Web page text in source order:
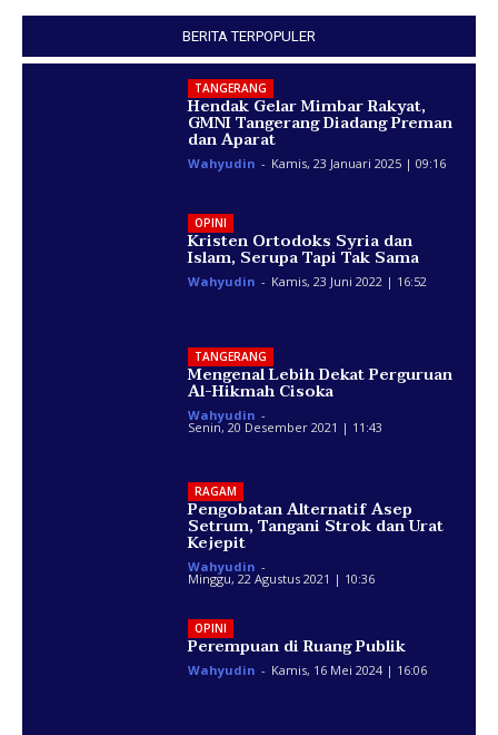
BERITA TERPOPULER
TANGERANG
Hendak Gelar Mimbar Rakyat,
GMNI Tangerang Diadang Preman
dan Aparat
Wahyudin - Kamis, 23 Januari 2025 | 09:16
OPINI
Kristen Ortodoks Syria dan
Islam, Serupa Tapi Tak Sama
Wahyudin - Kamis, 23 Juni 2022 | 16:52
TANGERANG
Mengenal Lebih Dekat Perguruan
Al-Hikmah Cisoka
Wahyudin -
Senin, 20 Desember 2021 | 11:43
RAGAM
Pengobatan Alternatif Asep
Setrum, Tangani Strok dan Urat
Kejepit
Wahyudin -
Minggu, 22 Agustus 2021 | 10:36
OPINI
Perempuan di Ruang Publik
Wahyudin - Kamis, 16 Mei 2024 | 16:06